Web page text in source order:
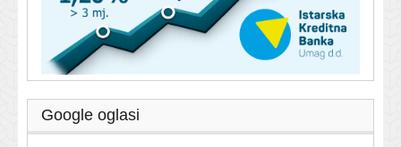
Google oglasi